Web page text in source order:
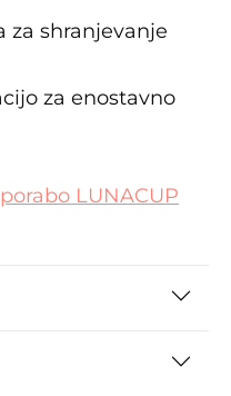
za shranjevanje
za enostavno
LUNACUP